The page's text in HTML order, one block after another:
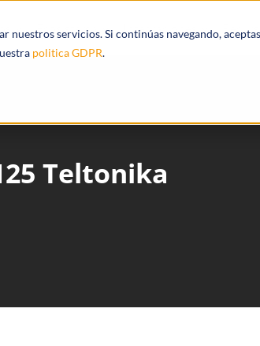
nuestros servicios. Si continúas navegando,
politica GDPR.
Ecosistema Integraciones
Teltonika